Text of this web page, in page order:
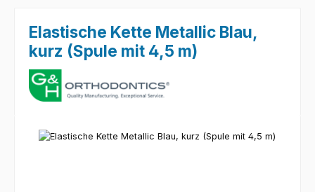
Elastische Kette Metallic Blau,
kurz (Spule mit 4,5 m)
Bildergalerie überspringen